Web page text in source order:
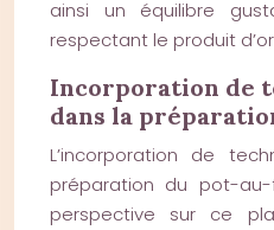
ainsi un équilibre
respectant le produit
Incorporation de
dans la
L’incorporation de
préparation du pot-
perspective sur ce